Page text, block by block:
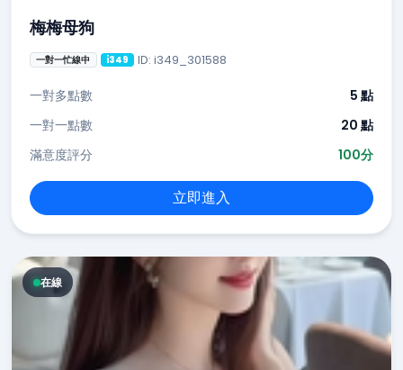
梅梅母狗
一對一忙線中 i349 ID: i349_301588
一對多點數
5 點
一對一點數
20 點
滿意度評分
100分
立即進入
在線